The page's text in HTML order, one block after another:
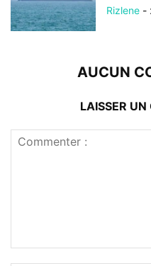
Rizlene -
AUCUN
LAISSER